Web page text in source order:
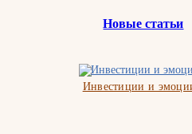
Новые статьи
Инвестиции и